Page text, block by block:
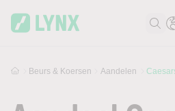
Zoek
Beurs & Koersen Aandelen